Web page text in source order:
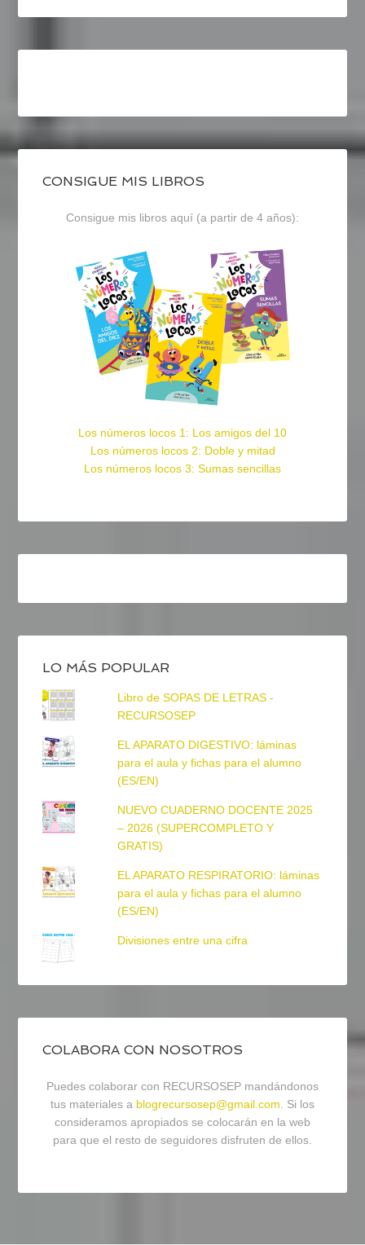
CONSIGUE MIS LIBROS
Consigue mis libros aquí (a partir de 4 años):
Los números locos 1: Los amigos del 10
Los números locos 2: Doble y mitad
Los números locos 3: Sumas sencillas
LO MÁS POPULAR
Libro de SOPAS DE LETRAS -
RECURSOSEP
EL APARATO DIGESTIVO: láminas
para el aula y fichas para el alumno
(ES/EN)
NUEVO CUADERNO DOCENTE 2025
– 2026 (SUPERCOMPLETO Y
GRATIS)
EL APARATO RESPIRATORIO: láminas
para el aula y fichas para el alumno
(ES/EN)
Divisiones entre una cifra
COLABORA CON NOSOTROS
Puedes colaborar con RECURSOSEP mandándonos
tus materiales a blogrecursosep@gmail.com. Si los
consideramos apropiados se colocarán en la web
para que el resto de seguidores disfruten de ellos.